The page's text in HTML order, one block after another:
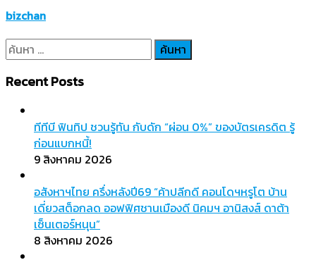
bizchan
ค้นหา
สำหรับ:
Recent Posts
ทีทีบี ฟินทิป ชวนรู้ทัน กับดัก “ผ่อน 0%” ของบัตรเครดิต รู้
ก่อนแบกหนี้!
9 สิงหาคม 2026
อสังหาฯไทย ครึ่งหลังปี69 “ค้าปลีกดี คอนโดฯหรูโต บ้าน
เดี่ยวสต็อกลด ออฟฟิศชานเมืองดี นิคมฯ อานิสงส์ ดาต้า
เซ็นเตอร์หนุน”
8 สิงหาคม 2026